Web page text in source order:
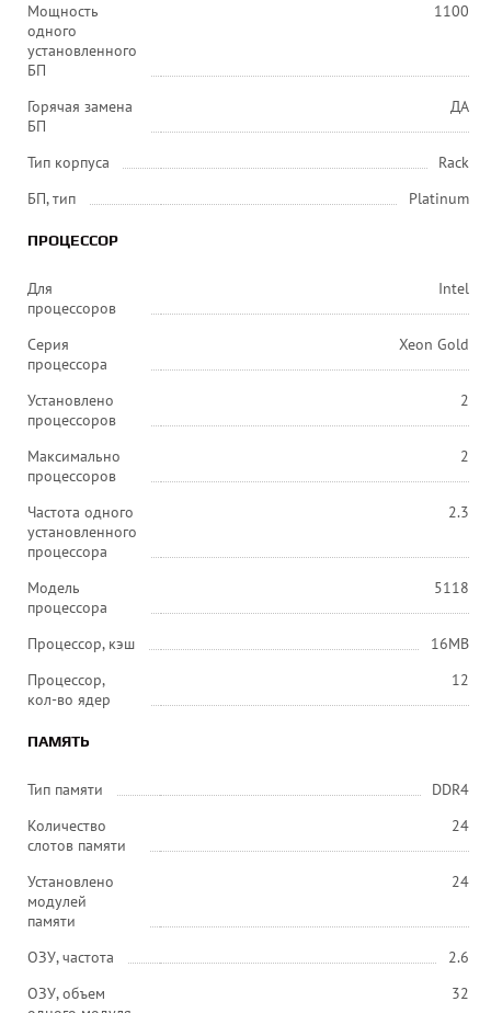
Мощность
одного
установленного
БП
1100
Горячая замена
БП
ДА
Тип корпуса
Rack
БП, тип
Platinum
ПРОЦЕССОР
Для
процессоров
Intel
Серия
процессора
Xeon Gold
Установлено
процессоров
2
Максимально
процессоров
2
Частота одного
установленного
процессора
2.3
Модель
процессора
5118
Процессор, кэш
16MB
Процессор,
кол-во ядер
12
ПАМЯТЬ
Тип памяти
DDR4
Количество
слотов памяти
24
Установлено
модулей
памяти
24
ОЗУ, частота
2.6
ОЗУ, объем
32